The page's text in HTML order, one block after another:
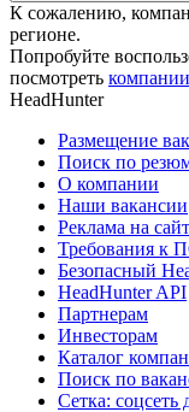
К сожалению,
регионе.
Попробуйте
посмотреть
HeadHunter
Размещение
Поиск по
О компании
Наши вакансии
Реклама на
Требования к
Безопасный
HeadHunter API
Партнерам
Инвесторам
Каталог
Поиск по
Сетка: соцсеть